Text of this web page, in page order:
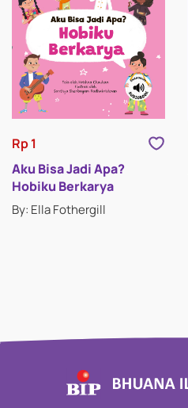
Rp 1
Aku Bisa Jadi Apa?
Hobiku Berkarya
By: Ella Fothergill